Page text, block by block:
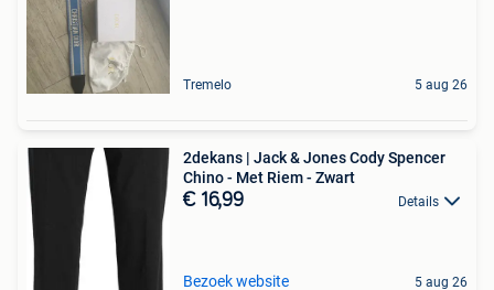
Tremelo 5 aug 26
2dekans | Jack & Jones Cody Spencer
Chino - Met Riem - Zwart
€ 16,99 Details
Bezoek website 5 aug 26